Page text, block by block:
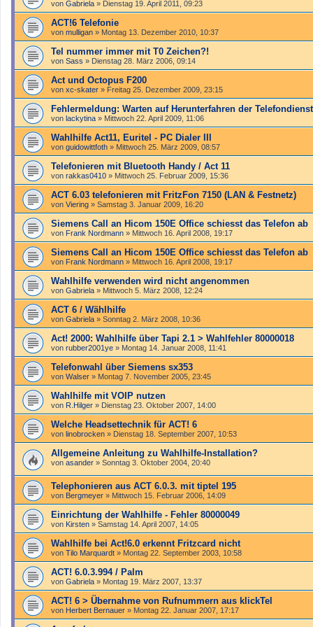
von Gabriela » Dienstag 19. April 2011, 09:23
ACT!6 Telefonie
von mulligan » Montag 13. Dezember 2010, 10:37
Tel nummer immer mit T0 Zeichen?!
von Sass » Dienstag 28. März 2006, 09:14
Act und Octopus F200
von xc-skater » Freitag 25. Dezember 2009, 23:15
Fehlermeldung: Warten auf Herunterfahren der
von lackytina » Mittwoch 22. April 2009, 11:06
Wahlhilfe Act11, Euritel - PC Dialer III
von guidowittfoth » Mittwoch 25. März 2009, 08:57
Telefonieren mit Bluetooth Handy / Act 11
von rakkas0410 » Mittwoch 25. Februar 2009, 15:36
ACT 6.03 telefonieren mit FritzFon 7150 (LAN & Festnetz)
von Viering » Samstag 3. Januar 2009, 16:20
Siemens Call an Hicom 150E Office schiesst das Telefon ab
von Frank Nordmann » Mittwoch 16. April 2008, 19:17
Siemens Call an Hicom 150E Office schiesst das Telefon ab
von Frank Nordmann » Mittwoch 16. April 2008, 19:17
Wahlhilfe verwenden wird nicht angenommen
von Gabriela » Mittwoch 5. März 2008, 12:24
ACT 6 / Wählhilfe
von Gabriela » Sonntag 2. März 2008, 10:36
Act! 2000: Wahlhilfe über Tapi 2.1 > Wahlfehler 80000018
von rubber2001ye » Montag 14. Januar 2008, 11:41
Telefonwahl über Siemens sx353
von Walser » Montag 7. November 2005, 23:45
Wahlhilfe mit VOIP nutzen
von R.Hilger » Dienstag 23. Oktober 2007, 14:00
Welche Headsettechnik für ACT! 6
von linobrocken » Dienstag 18. September 2007, 10:53
Allgemeine Anleitung zu Wahlhilfe-Installation?
von asander » Sonntag 3. Oktober 2004, 20:40
Telephonieren aus ACT 6.0.3. mit tiptel 195
von Bergmeyer » Mittwoch 15. Februar 2006, 14:09
Einrichtung der Wahlhilfe - Fehler 80000049
von Kirsten » Samstag 14. April 2007, 14:05
Wahlhilfe bei Act!6.0 erkennt Fritzcard nicht
von Tilo Marquardt » Montag 22. September 2003, 10:58
ACT! 6.0.3.994 / Palm
von Gabriela » Montag 19. März 2007, 13:37
ACT! 6 > Übernahme von Rufnummern aus klickTel
von Herbert Bernauer » Montag 22. Januar 2007, 17:17